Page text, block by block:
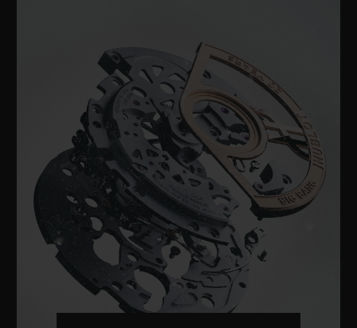
CLASSIC FUSION
TITANIUM BLUE 42 MM
EUR 8,500